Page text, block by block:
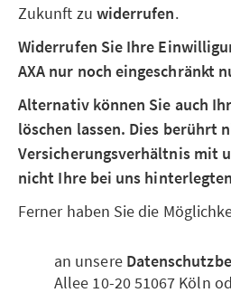
Zukunft zu widerrufen.
Widerrufen Sie Ihre
AXA nur noch eingeschränkt
Alternativ können Sie auch
löschen lassen. Dies berührt
Versicherungsverhältnis mit
nicht Ihre bei uns
Ferner haben Sie die
an unsere
Allee 10-20 51067 Köln